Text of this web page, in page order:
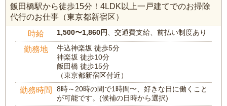
飯田橋駅から徒歩15分！4LDK以上一戸建てでのお掃除
代行のお仕事（東京都新宿区）
時給 1,500〜1,860円 、交通費支給、前払い制度あり
勤務地
牛込神楽坂 徒歩5分
神楽坂 徒歩10分
飯田橋 徒歩15分
（東京都新宿区付近）
勤務時間
8時～20時の間で1時間〜、好きな日に働くこと
が可能です。(候補の日時から選択)